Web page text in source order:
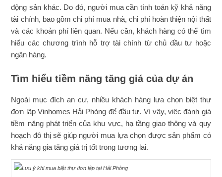
động sản khác. Do đó, người mua cần tính toán kỹ khả năng
tài chính, bao gồm chi phí mua nhà, chi phí hoàn thiện nội thất
và các khoản phí liên quan. Nếu cần, khách hàng có thể tìm
hiểu các chương trình hỗ trợ tài chính từ chủ đầu tư hoặc
ngân hàng.
Tìm hiểu tiềm năng tăng giá của dự án
Ngoài mục đích an cư, nhiều khách hàng lựa chọn biệt thự
đơn lập Vinhomes Hải Phòng để đầu tư. Vì vậy, việc đánh giá
tiềm năng phát triển của khu vực, hạ tầng giao thông và quy
hoạch đô thị sẽ giúp người mua lựa chọn được sản phẩm có
khả năng gia tăng giá trị tốt trong tương lai.